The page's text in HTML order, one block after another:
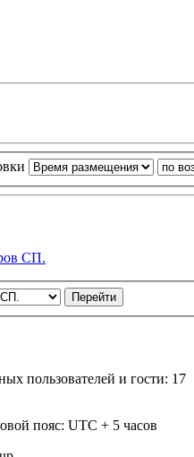
СП.
пользователей и гости: 17
пояс: UTC + 5 часов